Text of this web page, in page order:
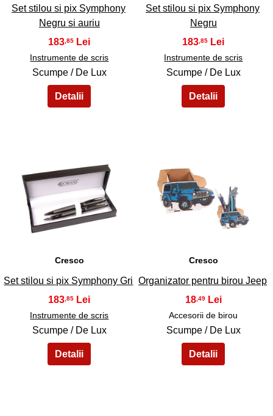
Set stilou si pix Symphony
Negru si auriu
183 ,85
Instrumente de scris
Scumpe / De Lux
Set stilou si pix Symphony
Negru
183 ,85
Instrumente de scris
Scumpe / De Lux
43
Cresco
Set stilou si pix Symphony Gri
183 ,85
Instrumente de scris
Scumpe / De Lux
44
Cresco
Organizator pentru birou Jeep
18 ,49
Accesorii de birou
Scumpe / De Lux